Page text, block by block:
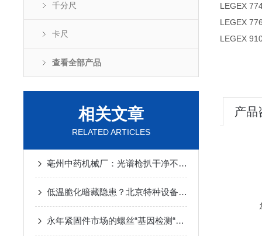
千分尺
卡尺
查看全部产品
相关文章
RELATED ARTICLES
亳州中药机械厂：光谱枪扒干净不锈钢药机的“材质猫腻”
低温脆化暗藏隐患？北京特种设备靠光谱仪筑牢冬季安全防线
永年紧固件市场的螺丝“基因检测“，光谱枪专治各种“混血“
产品